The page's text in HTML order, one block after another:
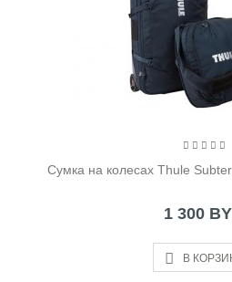
Cумка на колесах Thule
1 300
В